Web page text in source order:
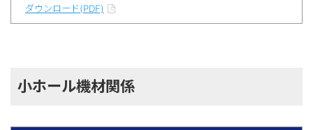
ダウンロード(PDF)
小ホール機材関係